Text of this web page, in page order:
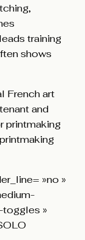
training
shows
French art
and
printmaking
»no »
»